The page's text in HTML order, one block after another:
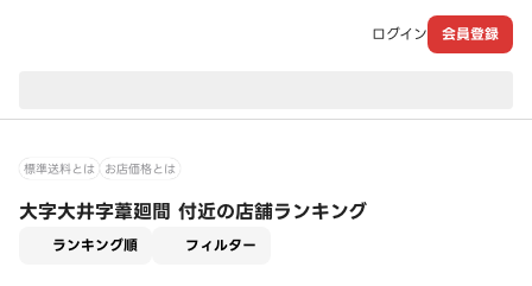
ログイン 会員登録
標準送料とは お店価格とは
大字大井字葦廻間 付近の店舗ランキング
ランキング順 フィルター